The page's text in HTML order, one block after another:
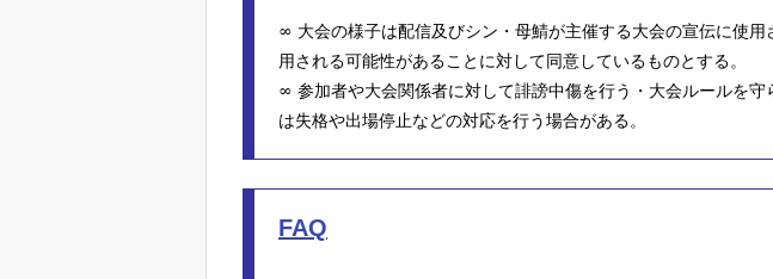
∞ 大会の様子は配信及びシン・母鯖が主催する大会の宣伝に使
用される可能性があることに対して同意しているものとする。
∞ 参加者や大会関係者に対して誹謗中傷を行う・大会ルールを
は失格や出場停止などの対応を行う場合がある。
FAQ